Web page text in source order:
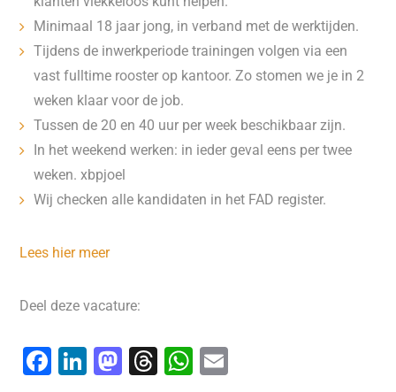
Minimaal 18 jaar jong, in verband met de werktijden.
Tijdens de inwerkperiode trainingen volgen via een
vast fulltime rooster op kantoor. Zo stomen we je in 2
weken klaar voor de job.
Tussen de 20 en 40 uur per week beschikbaar zijn.
In het weekend werken: in ieder geval eens per twee
weken. xbpjoel
Wij checken alle kandidaten in het FAD register.
Lees hier meer
Deel deze vacature:
F
Li M T
W